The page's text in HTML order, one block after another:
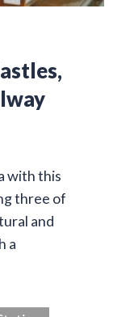
with this
three of
and
a